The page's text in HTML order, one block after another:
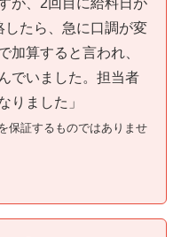
たら、急に口調が変
加算すると言われ、
でいました。担当者
りました」
保証するものではありませ